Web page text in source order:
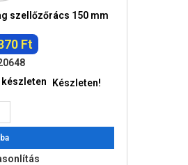
szellőzőrács 150 mm
Ft
Készleten!